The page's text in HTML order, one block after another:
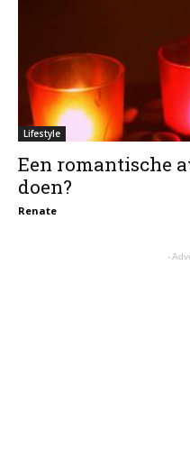
Lifestyle
Een romantische
doen?
Renate
-